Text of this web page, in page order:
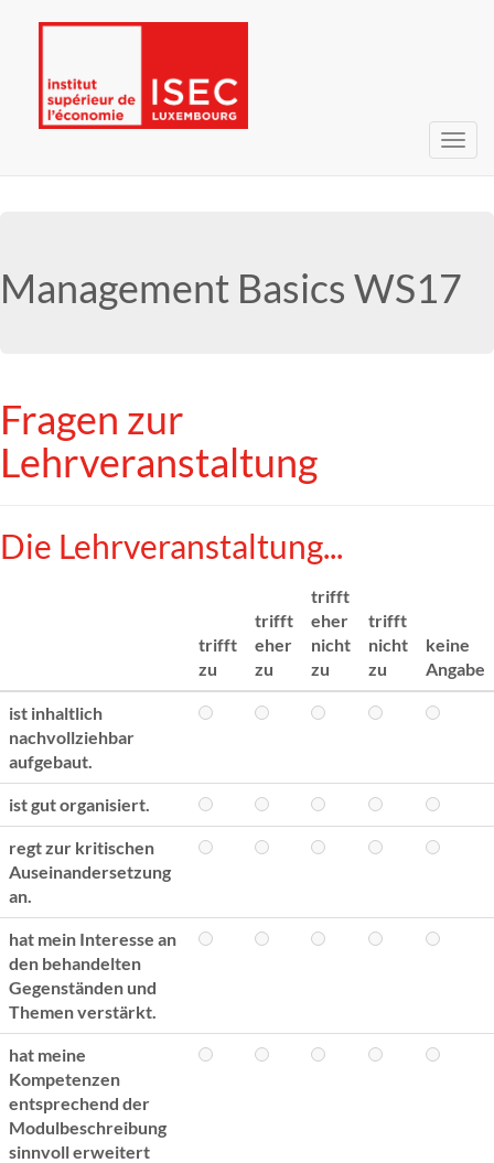
Management Basics WS17
Fragen zur
Lehrveranstaltung
Die Lehrveranstaltung...
trifft
zu
trifft
eher
zu
trifft
eher
nicht
zu
trifft
nicht
zu
keine
Angabe
ist inhaltlich
nachvollziehbar
aufgebaut.
ist gut organisiert.
regt zur kritischen
Auseinandersetzung
an.
hat mein Interesse an
den behandelten
Gegenständen und
Themen verstärkt.
hat meine
Kompetenzen
entsprechend der
Modulbeschreibung
sinnvoll erweitert